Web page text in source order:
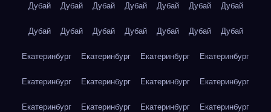
Дубай Дубай Дубай Дубай Дубай Дубай Дубай
Дубай Дубай Дубай Дубай Дубай Дубай Дубай
Екатеринбург Екатеринбург Екатеринбург Екатеринбург
Екатеринбург Екатеринбург Екатеринбург Екатеринбург
Екатеринбург Екатеринбург Екатеринбург Екатеринбург